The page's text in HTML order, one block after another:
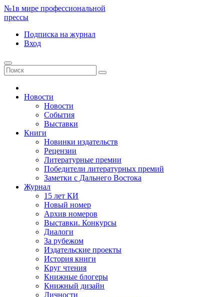
№1в мире профессиональной
прессы
Подписка на журнал
Вход
Новости
Новости
События
Выставки
Книги
Новинки издательств
Рецензии
Литературные премии
Победители литературных премий
Заметки с Дальнего Востока
Журнал
15 лет КИ
Новый номер
Архив номеров
Выставки. Конкурсы
Диалоги
За рубежом
Издательские проекты
История книги
Круг чтения
Книжные блогеры
Книжный дизайн
Личности